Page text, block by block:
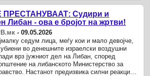
Судири и
Либан - ова е бројот на жртви!
-09.05.2026
седум лица, меѓу кои и мало девојче,
во денешните израелски воздушни
врз јужниот дел на Либан, според
на либанското Министерство за
Настанот предизвика силни реакции